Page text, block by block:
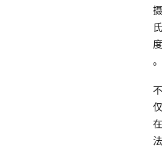
摄
氏
度
。
不
仅
在
法